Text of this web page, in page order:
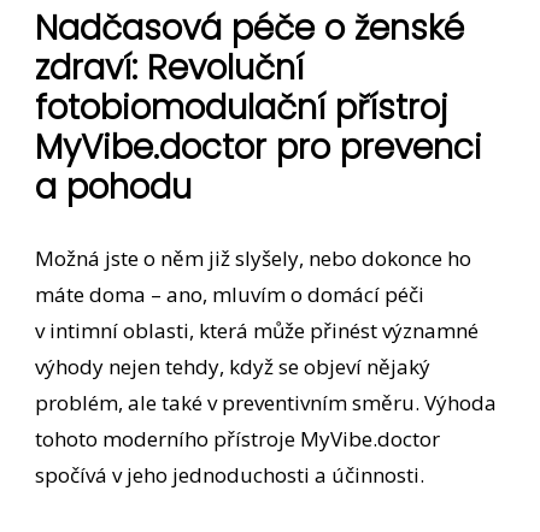
Nadčasová péče o ženské
zdraví: Revoluční
fotobiomodulační přístroj
MyVibe.doctor pro prevenci
a pohodu
Možná jste o něm již slyšely, nebo dokonce ho
máte doma – ano, mluvím o domácí péči
v intimní oblasti, která může přinést významné
výhody nejen tehdy, když se objeví nějaký
problém, ale také v preventivním směru. Výhoda
tohoto moderního přístroje MyVibe.doctor
spočívá v jeho jednoduchosti a účinnosti.